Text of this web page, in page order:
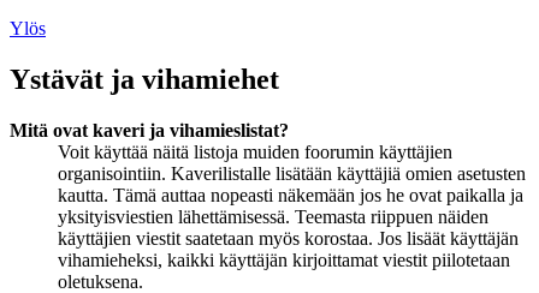
Ylös
Ystävät ja vihamiehet
Mitä ovat kaveri ja vihamieslistat?
Voit käyttää näitä listoja muiden foorumin käyttäjien
organisointiin. Kaverilistalle lisätään käyttäjiä omien asetusten
kautta. Tämä auttaa nopeasti näkemään jos he ovat paikalla ja
yksityisviestien lähettämisessä. Teemasta riippuen näiden
käyttäjien viestit saatetaan myös korostaa. Jos lisäät käyttäjän
vihamieheksi, kaikki käyttäjän kirjoittamat viestit piilotetaan
oletuksena.